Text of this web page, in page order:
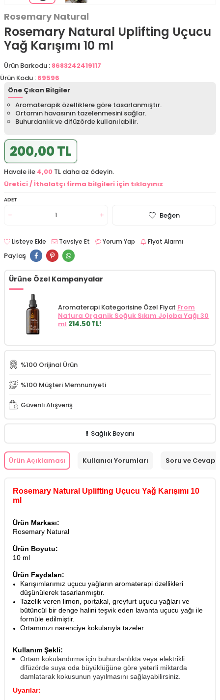
Rosemary Natural
Rosemary Natural Uplifting Uçucu
Yağ Karışımı 10 ml
Ürün Barkodu : 8683242419117
Ürün Kodu : 69596
Öne Çıkan Bilgiler
Aromaterapik özelliklere göre tasarlanmıştır.
Ortamın havasının tazelenmesini sağlar.
Buhurdanlık ve difüzörde kullanılabilir.
200,00 TL
Havale ile 4,00 TL daha az ödeyin.
Üretici / İthalatçı firma bilgileri için tıklayınız
ADET
Beğen
Listeye Ekle Tavsiye Et Yorum Yap Fiyat Alarmı
Paylaş
Ürüne Özel Kampanyalar
Aromaterapi Kategorisine Özel Fiyat From
Natura Organik Soğuk Sıkım Jojoba Yağı 30
ml 214.50 TL!
%100 Orijinal Ürün
%100 Müşteri Memnuniyeti
Güvenli Alışveriş
Sağlık Beyanı
Ürün Açıklaması Kullanıcı Yorumları Soru ve Cevap
Rosemary Natural Uplifting Uçucu Yağ Karışımı 10
ml
Ürün Markası:
Rosemary Natural
Ürün Boyutu:
10 ml
Ürün Faydaları:
Karışımlarımız uçucu yağların aromaterapi özellikleri
düşünülerek tasarlanmıştır.
Tazelik veren limon, portakal, greyfurt uçucu yağları ve
bütüncül bir denge halini teşvik eden lavanta uçucu yağı ile
formüle edilmiştir.
Ortamınızı narenciye kokularıyla tazeler.
Kullanım Şekli:
Ortam kokulandırma için buhurdanlıkta veya elektrikli
difüzörde suya oda büyüklüğüne göre yeterli miktarda
damlatarak kokusunun yayılmasını sağlayabilirsiniz.
Uyarılar: